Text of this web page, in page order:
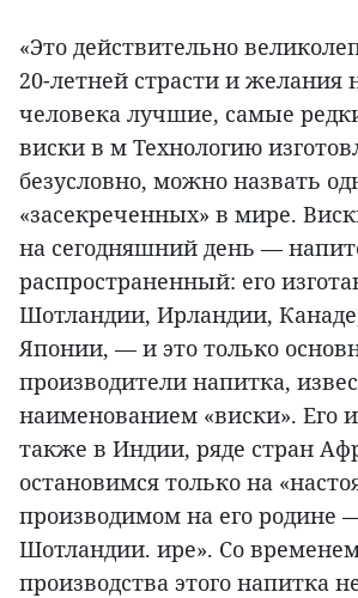
«Это действительно
20-летней страсти и желания
человека лучшие, самые
виски в м Технологию
безусловно, можно назвать
«засекреченных» в мире.
на сегодняшний день —
распространенный: его
Шотландии, Ирландии,
Японии, — и это только
производители напитка,
наименованием «виски». Его
также в Индии, ряде стран
остановимся только на
производимом на его родине
Шотландии. ире». Со
производства этого напитка